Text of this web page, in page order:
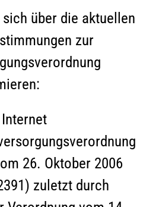
über die aktuellen
zur
26. Oktober 2006
zuletzt durch